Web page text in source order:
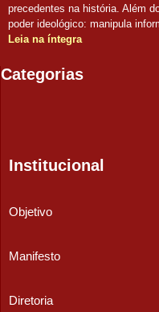
precedentes na história. Além
poder ideológico: manipula
Leia na íntegra
Categorias
Institucional
Objetivo
Manifesto
Diretoria